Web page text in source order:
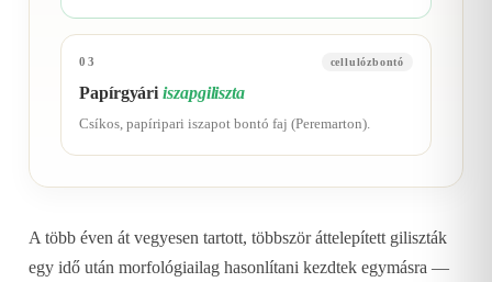
03 cellulózbontó
Papírgyáriiszapgiliszta
Csíkos, papíripari iszapot bontó faj (Peremarton).
A több éven át vegyesen tartott, többször áttelepített giliszták
egy idő után morfológiailag hasonlítani kezdtek egymásra —